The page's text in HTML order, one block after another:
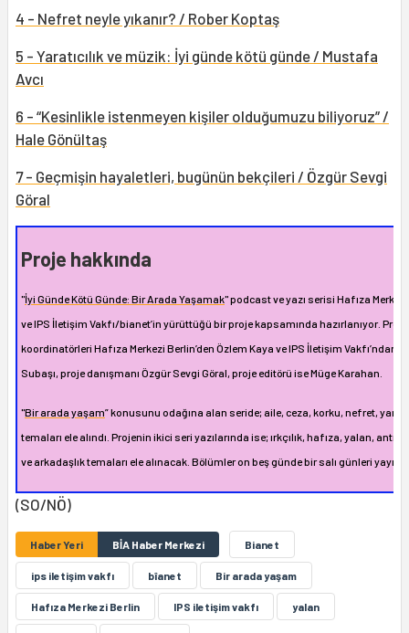
4 - Nefret neyle yıkanır? / Rober Koptaş
5 - Yaratıcılık ve müzik: İyi günde kötü günde / Mustafa
Avcı
6 - “Kesinlikle istenmeyen kişiler olduğumuzu biliyoruz” /
Hale Gönültaş
7 - Geçmişin hayaletleri, bugünün bekçileri / Özgür Sevgi
Göral
Proje hakkında
"İyi Günde Kötü Günde: Bir Arada Yaşamak" podcast ve yazı serisi Hafıza
ve IPS İletişim Vakfı/bianet’in yürüttüğü bir proje kapsamında hazırlanıyor.
koordinatörleri Hafıza Merkezi Berlin’den Özlem Kaya ve IPS İletişim Vakfı’ndan
Subaşı, proje danışmanı Özgür Sevgi Göral, proje editörü ise Müge Karahan.
"Bir arada yaşam” konusunu odağına alan seride; aile, ceza, korku, nefret,
temaları ele alındı. Projenin ikici seri yazılarında ise; ırkçılık, hafıza, yalan,
ve arkadaşlık temaları ele alınacak. Bölümler on beş günde bir salı günleri
(SO/NÖ)
Haber Yeri BİA Haber Merkezi Bianet
ips iletişim vakfı bîanet Bir arada yaşam
Hafıza Merkezi Berlin IPS iletişim vakfı yalan